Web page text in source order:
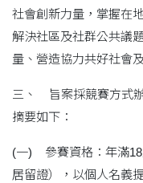
社會創新力量，掌握在
解決社區及社群公共議
量、營造協力共好社會
三、 旨案採競賽方式
摘要如下：
(一) 參賽資格：年滿18
居留證），以個人名義